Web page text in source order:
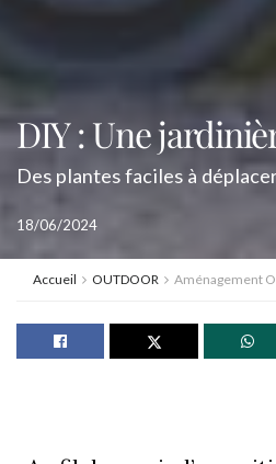
DIY : Une
Des plantes faciles à
18/06/2024
Accueil OUTDOOR Aménagement